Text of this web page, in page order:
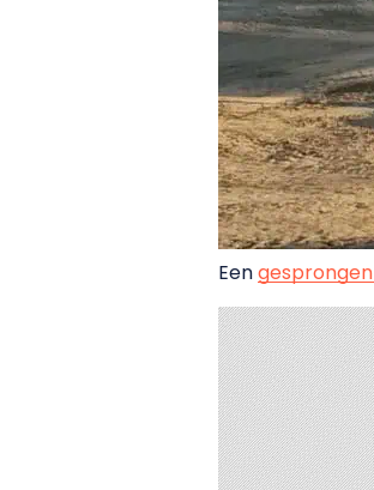
Een